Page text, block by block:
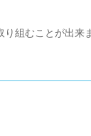
組むことが出来